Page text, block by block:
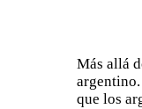
Más allá
que los